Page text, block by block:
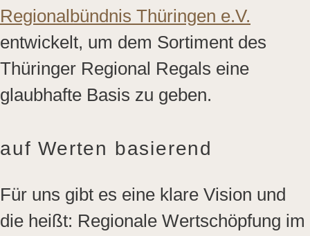
Regionalbündnis Thüringen e.V.
entwickelt, um dem Sortiment des
Thüringer Regional Regals eine
glaubhafte Basis zu geben.
auf Werten basierend
Für uns gibt es eine klare Vision und
die heißt: Regionale Wertschöpfung im